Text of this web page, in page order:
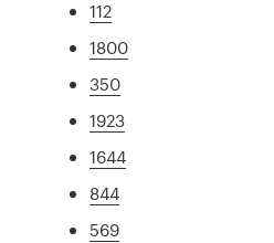
112
1800
350
1923
1644
844
569